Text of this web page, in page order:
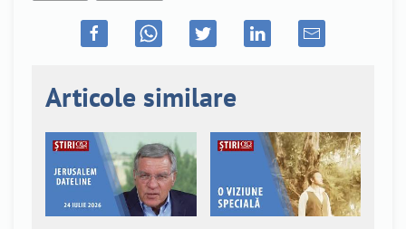
Articole similare